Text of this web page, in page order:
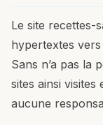
Le site recettes-
hypertextes vers
Sans n’a pas la
sites ainsi visites
aucune